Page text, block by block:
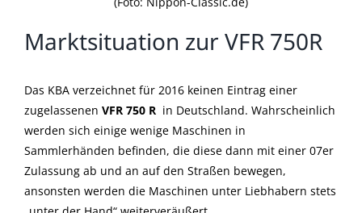
Marktsituation zur VFR 750R
Das KBA verzeichnet für 2016 keinen Eintrag einer
zugelassenen VFR 750 R in Deutschland. Wahrscheinlich
werden sich einige wenige Maschinen in
Sammlerhänden befinden, die diese dann mit einer 07er
Zulassung ab und an auf den Straßen bewegen,
ansonsten werden die Maschinen unter Liebhabern stets